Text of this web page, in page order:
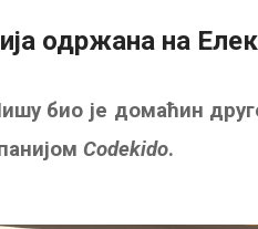
одржана на
био је домаћин
Codekido.